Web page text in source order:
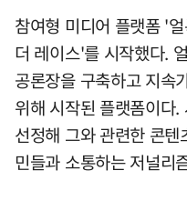
참여형 미디어 플랫폼 '
더 레이스'를 시작했다.
공론장을 구축하고 지속
위해 시작된 플랫폼이다
선정해 그와 관련한 콘
민들과 소통하는 저널리